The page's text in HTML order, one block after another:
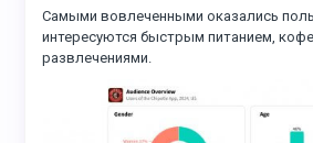
Самыми вовлеченными оказались
интересуются быстрым питанием,
развлечениями.